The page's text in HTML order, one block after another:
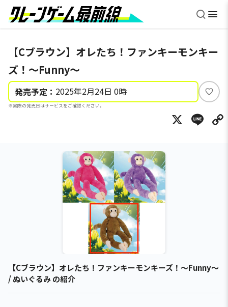
【Cブラウン】オレたち！ファンキーモンキー
ズ！～Funny～
発売予定： 2025年2月24日 0時
※実際の発売日はサービスをご確認ください。
い
ね
X
【Cブラウン】オレたち！ファンキーモンキーズ！～Funny～
/ ぬいぐるみ の紹介